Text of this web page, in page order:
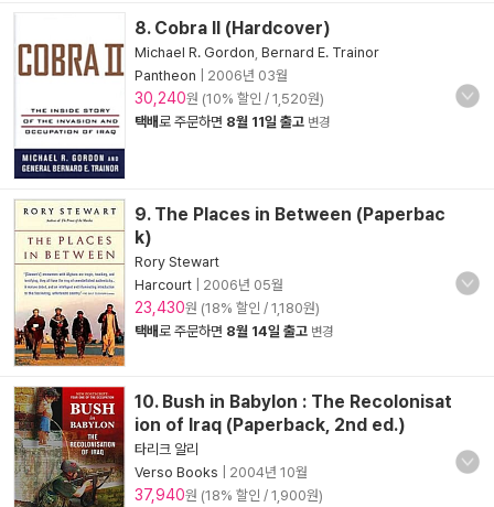
8. Cobra II (Hardcover)
Michael R. Gordon Bernard E. Trainor
Pantheon
2006년 03월
30,240원 (10% 할인 / 1,520원)
택배로 주문하면 8월 11일 출고 변경
9. The Places in Between (Paperbac
k)
Rory Stewart
Harcourt
2006년 05월
23,430원 (18% 할인 / 1,180원)
택배로 주문하면 8월 14일 출고 변경
10. Bush in Babylon : The Recolonisat
ion of Iraq (Paperback, 2nd ed.)
타리크 알리
Verso Books
2004년 10월
37,940원 (18% 할인 / 1,900원)